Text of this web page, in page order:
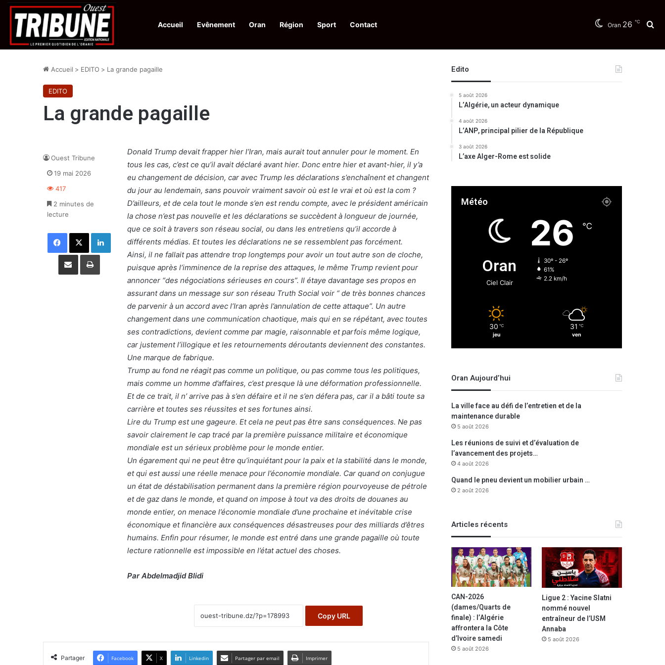
Accueil Evênement Oran Région Sport Contact Oran 26 ℃
Infos en Direct: Protection de la ville sainte d’El-Qods : l’Algérie appelle à une action collective
Accueil > EDITO > La grande pagaille
EDITO
La grande pagaille
Donald Trump devait frapper hier l’Iran, mais aurait tout annuler pour le moment. En
tous les cas, c’est ce qu’il avait déclaré avant hier. Donc entre hier et avant-hier, il y’a
eu changement de décision, car avec Trump les déclarations s’enchaînent et changent
du jour au lendemain, sans pouvoir vraiment savoir où est le vrai et où est la com ?
D’ailleurs, et de cela tout le monde s’en est rendu compte, avec le président américain
la chose n’est pas nouvelle et les déclarations se succèdent à longueur de journée,
que ce soit à travers son réseau social, ou dans les entretiens qu’il accorde à
différents médias. Et toutes les déclarations ne se ressemblent pas forcément.
Ainsi, il ne fallait pas attendre trop longtemps pour avoir un tout autre son de cloche,
puisque après l’imminence de la reprise des attaques, le même Trump revient pour
annoncer “des négociations sérieuses en cours”. Il étaye davantage ses propos en
assurant dans un message sur son réseau Truth Social voir “ de très bonnes chances
de parvenir à un accord avec l’Iran après l’annulation de cette attaque”. Un autre
changement dans une communication chaotique, mais qui en se répétant, avec toutes
ses contradictions, devient comme par magie, raisonnable et parfois même logique,
car justement l’illogique et les retournements déroutants deviennent des constantes.
Une marque de fabrique.
Trump au fond ne réagit pas comme un politique, ou pas comme tous les politiques,
mais comme un homme d’affaires, c’est presque là une déformation professionnelle.
Et de ce trait, il n’ arrive pas à s’en défaire et il ne s’en défera pas, car il a bâti toute sa
carrière et toutes ses réussites et ses fortunes ainsi.
Lire du Trump est une gageure. Et cela ne peut pas être sans conséquences. Ne pas
savoir clairement le cap tracé par la première puissance militaire et économique
mondiale est un sérieux problème pour le monde entier.
Un égarement qui ne peut être qu’inquiétant pour la paix et la stabilité dans le monde,
et qui est aussi une réelle menace pour l’économie mondiale. Car quand on conjugue
un état de déstabilisation permanent dans la première région pourvoyeuse de pétrole
et de gaz dans le monde, et quand on impose à tout va des droits de douanes au
monde entier, on menace l’économie mondiale d’une prochaine et inévitable crise
économique et financière aux conséquences désastreuses pour des milliards d’êtres
humains. Enfin pour résumer, le monde est entré dans une grande pagaille où toute
lecture rationnelle est impossible en l’état actuel des choses.
Par Abdelmadjid Blidi
Copy URL
Ouest Tribune
19 mai 2026
417
2 minutes de
lecture
Facebook X Linkedin
Partager par email Imprimer
Partager Facebook X Linkedin Partager par email Imprimer
Edito
5 août 2026
L’Algérie, un acteur dynamique
4 août 2026
L’ANP, principal pilier de la République
3 août 2026
L’axe Alger-Rome est solide
Météo
Oran
Ciel Clair
26 ℃
30º - 26º
61%
2.2 km/h
30 ℃
jeu
31 ℃
ven
Oran Aujourd’hui
La ville face au défi de l’entretien et de la
maintenance durable
5 août 2026
Les réunions de suivi et d’évaluation de
l’avancement des projets…
4 août 2026
Quand le pneu devient un mobilier urbain …
2 août 2026
Articles récents
CAN-2026
(dames/Quarts de
finale) : l’Algérie
affrontera la Côte
d’Ivoire samedi
5 août 2026
Ligue 2 : Yacine Slatni
nommé nouvel
entraîneur de l’USM
Annaba
5 août 2026